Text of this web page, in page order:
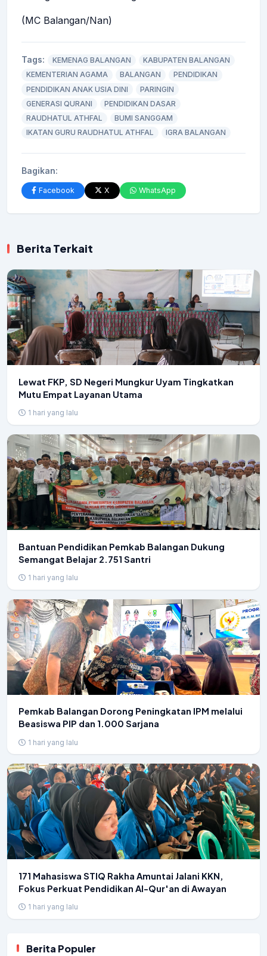
(MC Balangan/Nan)
Tags: KEMENAG BALANGAN
KABUPATEN BALANGAN
KEMENTERIAN AGAMA
BALANGAN
PENDIDIKAN
PENDIDIKAN ANAK USIA DINI
PARINGIN
GENERASI QURANI
PENDIDIKAN DASAR
RAUDHATUL ATHFAL
BUMI SANGGAM
IKATAN GURU RAUDHATUL ATHFAL
IGRA BALANGAN
Bagikan:
Facebook X WhatsApp
Berita Terkait
Lewat FKP, SD Negeri Mungkur Uyam Tingkatkan
Mutu Empat Layanan Utama
1 hari yang lalu
Bantuan Pendidikan Pemkab Balangan Dukung
Semangat Belajar 2.751 Santri
1 hari yang lalu
Pemkab Balangan Dorong Peningkatan IPM melalui
Beasiswa PIP dan 1.000 Sarjana
1 hari yang lalu
171 Mahasiswa STIQ Rakha Amuntai Jalani KKN,
Fokus Perkuat Pendidikan Al-Qur'an di Awayan
1 hari yang lalu
Berita Populer